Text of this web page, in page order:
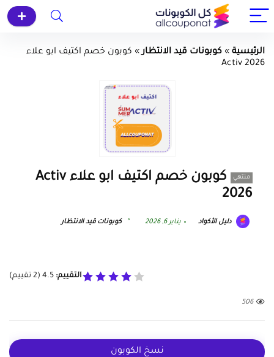
الرئيسية » كوبونات قيد الانتظار» كوبون خصم اكتيف ابو علاء
Activ 2026
منتهي
كوبون خصم اكتيف ابو علاء Activ
2026
دليل الأكواد يناير 6, 2026 كوبونات قيد الانتظار
التقييم: 4.5
(
2 تقييم)
506
نسخ الكوبون